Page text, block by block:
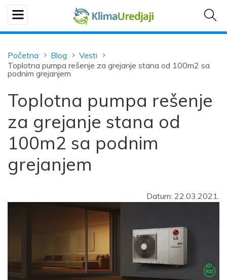
Početna Blog
Vesti
Toplotna pumpa rešenje za grejanje stana od 100m2 sa
podnim grejanjem
Toplotna pumpa rešenje
za grejanje stana od
100m2 sa podnim
grejanjem
Datum: 22.03.2021.